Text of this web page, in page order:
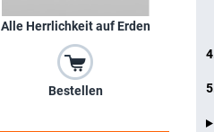
Alle Herrlichkeit auf Erden
Bestellen